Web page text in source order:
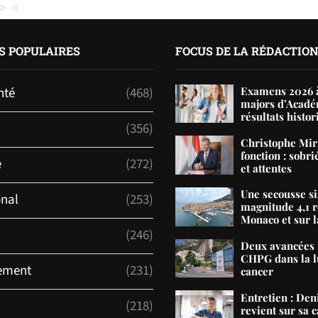
POPULAIRES
(468)
(356)
(272)
(253)
(246)
(231)
(218)
FOCUS DE LA RÉDACTION
Examens 2026
majors
résultats
Christophe
fonction :
et attentes
Une secousse
magnitude 4,1
Monaco et sur
Deux
CHPG dans la
cancer
Entretien :
revient sur sa